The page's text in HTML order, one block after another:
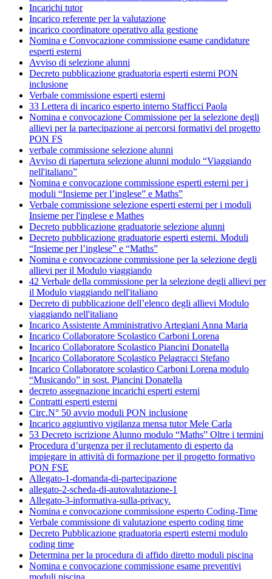
Incarichi tutor
Incarico referente per la valutazione
incarico coordinatore operativo alla gestione
Nomina e Convocazione commissione esame candidature
esperti esterni
Avviso di selezione alunni
Decreto pubblicazione graduatoria esperti esterni PON
inclusione
Verbale commissione esperti esterni
33 Lettera di incarico esperto interno Stafficci Paola
Nomina e convocazione Commissione per la selezione degli
allievi per la partecipazione ai percorsi formativi del progetto
PON FS
verbale commissione selezione alunni
Avviso di riapertura selezione alunni modulo “Viaggiando
nell'italiano”
Nomina e convocazione commissione esperti esterni per i
moduli “Insieme per l’inglese” e Maths”
Verbale commissione selezione esperti esterni per i moduli
Insieme per l'inglese e Mathes
Decreto pubblicazione graduatorie selezione alunni
Decreto pubblicazione graduatorie esperti esterni. Moduli
“Insieme per l’inglese” e “Maths”
Nomina e convocazione commissione per la selezione degli
allievi per il Modulo viaggiando
42 Verbale della commissione per la selezione degli allievi per
il Modulo viaggiando nell'italiano
Decreto di pubblicazione dell’elenco degli allievi Modulo
viaggiando nell'italiano
Incarico Assistente Amministrativo Artegiani Anna Maria
Incarico Collaboratore Scolastico Carboni Lorena
Incarico Collaboratore Scolastico Piancini Donatella
Incarico Collaboratore Scolastico Pelagracci Stefano
Incarico Collaboratore scolastico Carboni Lorena modulo
“Musicando” in sost. Piancini Donatella
decreto assegnazione incarichi esperti esterni
Contratti esperti esterni
Circ.N° 50 avvio moduli PON inclusione
Incarico aggiuntivo vigilanza mensa tutor Mele Carla
53 Decreto iscrizione Alunno modulo “Maths” Oltre i termini
Procedura d’urgenza per il reclutamento di esperto da
impiegare in attività di formazione per il progetto formativo
PON FSE
Allegato-1-domanda-di-partecipazione
allegato-2-scheda-di-autovalutazione-1
Allegato-3-informativa-sulla-privacy.
Nomina e convocazione commissione esperto Coding-Time
Verbale commissione di valutazione esperto coding time
Decreto Pubblicazione graduatoria esperti esterni modulo
coding time
Determina per la procedura di affido diretto moduli piscina
Nomina e convocazione commissione esame preventivi